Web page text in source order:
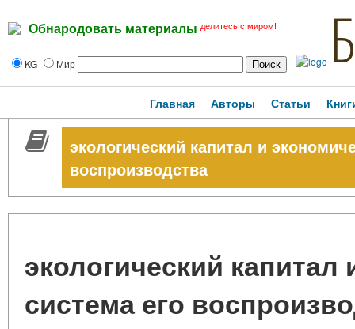
Обнародовать материалы делитесь с миром!
KG Мир
Главная Авторы Статьи
экологический капитал и
воспроизводства
экологический
система его